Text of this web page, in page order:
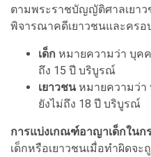
ตามพระราชบัญญัติศาลเยา
พิจารณาคดีเยาวชนและครอ
เด็ก หมายความว่า บุค
ถึง 15 ปี บริบูรณ์
เยาวชนหมายความว่า
ยังไม่ถึง 18 ปี บริบูรณ์
การแบ่งเกณฑ์อาญาเด็กใน
เด็กหรือเยาวชนเมื่อทำผิดจ